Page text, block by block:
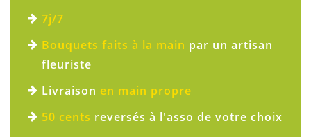
7j/7
Bouquets faits à la main par un artisan
fleuriste
Livraison en main propre
50 cents reversés à l'asso de votre choix